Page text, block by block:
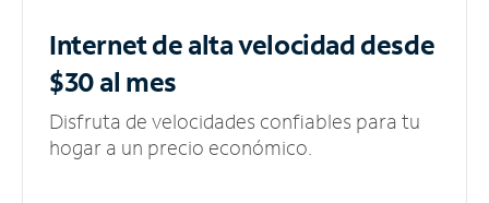
Internet de alta velocidaddesde
$30 al mes
Disfruta de velocidades confiables para tu
hogar a un precio económico.